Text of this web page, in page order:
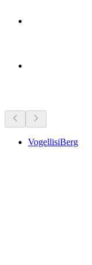
VogellisiBerg